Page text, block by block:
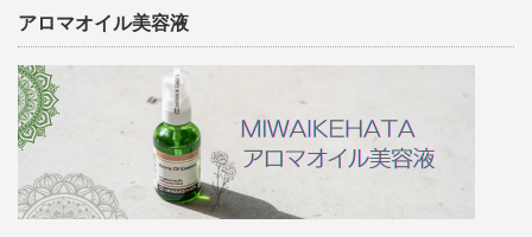
アロマオイル美容液